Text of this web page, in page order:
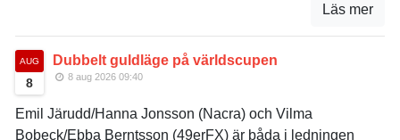
Läs mer
AUG
8
Dubbelt guldläge på världscupen
8 aug 2026 09:40
Emil Järudd/Hanna Jonsson (Nacra) och Vilma
Bobeck/Ebba Berntsson (49erFX) är båda i ledningen